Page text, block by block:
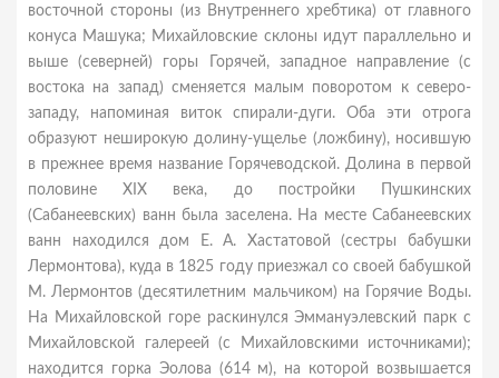
восточной стороны (из Внутреннего хребтика) от главного
конуса Машука; Михайловские склоны идут параллельно и
выше (северней) горы Горячей, западное направление (с
востока на запад) сменяется малым поворотом к северо-
западу, напоминая виток спирали-дуги. Оба эти отрога
образуют неширокую долину-ущелье (ложбину), носившую
в прежнее время название Горячеводской. Долина в первой
половине XIX века, до постройки Пушкинских
(Сабанеевских) ванн была заселена. На месте Сабанеевских
ванн находился дом Е. А. Хастатовой (сестры бабушки
Лермонтова), куда в 1825 году приезжал со своей бабушкой
М. Лермонтов (десятилетним мальчиком) на Горячие Воды.
На Михайловской горе раскинулся Эммануэлевский парк с
Михайловской галереей (c Михайловскими источниками);
находится горка Эолова (614 м), на которой возвышается